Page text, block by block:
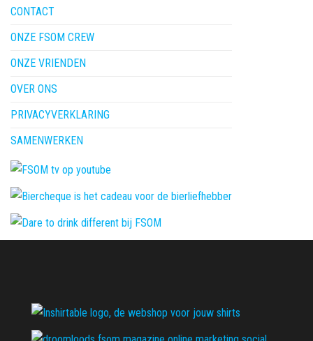
CONTACT
ONZE FSOM CREW
ONZE VRIENDEN
OVER ONS
PRIVACYVERKLARING
SAMENWERKEN